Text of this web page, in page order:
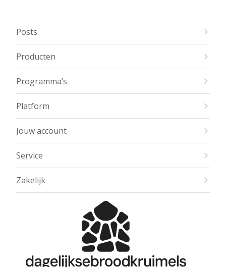
Posts
Producten
Programma’s
Platform
Jouw account
Service
Zakelijk